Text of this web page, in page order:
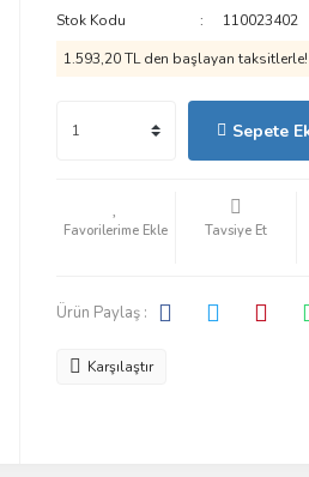
Stok Kodu
110023402
1.593,20 TL den başlayan taksitlerle!
Sepete
Tavsiye Et
Ürün Paylaş :
Karşılaştır